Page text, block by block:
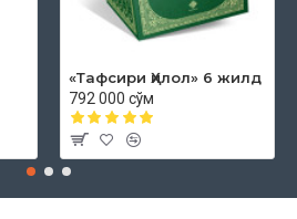
«Тафсири Ҳилол» 6 жилд
792 000 сўм